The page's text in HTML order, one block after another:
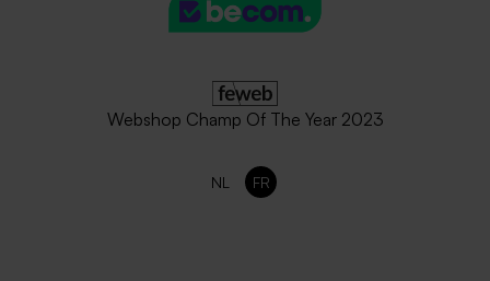
Webshop Champ Of The Year 2023
NL FR